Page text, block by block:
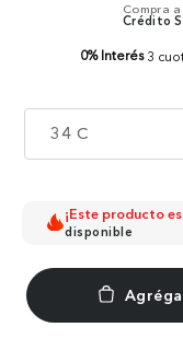
Compra a
Crédito
0% Interés 3
34 C
¡Este producto
disponible